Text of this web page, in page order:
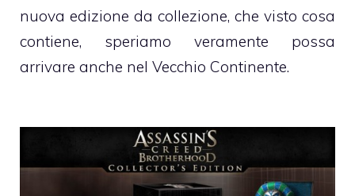
nuova edizione da collezione, che visto cosa
contiene, speriamo veramente possa
arrivare anche nel Vecchio Continente.